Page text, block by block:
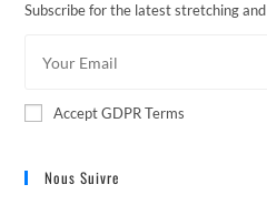
Subscribe for the latest stretching
Accept GDPR Terms
Nous Suivre